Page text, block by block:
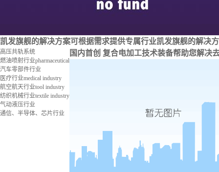
凯发旗舰的解决方案可根据需求提供专属行业凯发旗舰的解决
高压共轨系统
燃油喷射行业pharmaceutical
汽车零部件行业
医疗行业medical industry
航空航天行业tool industry
纺织机械行业textile industry
气动液压行业
通信、半导体、芯片行业
国内首创 复合电加工技术装备帮助您解决